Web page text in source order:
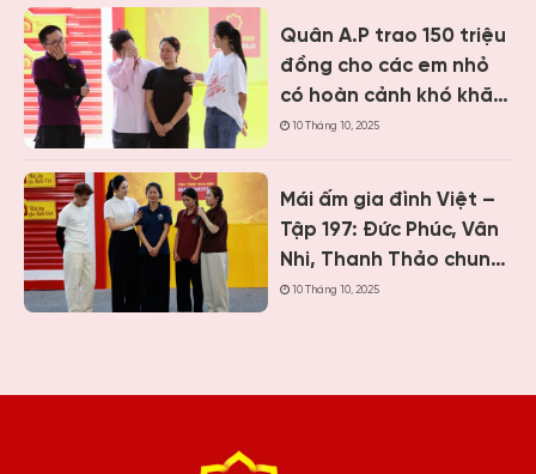
chăm mẹ bệnh tâm
thần
Quân A.P trao 150 triệu
đồng cho các em nhỏ
có hoàn cảnh khó khăn
khi ghi hình “Mái ấm gia
10 Tháng 10, 2025
Mái ấm gia đình Việt –
Tập 197: Đức Phúc, Vân
Nhi, Thanh Thảo chung
tay giúp hai cô bé có
10 Tháng 10, 2025